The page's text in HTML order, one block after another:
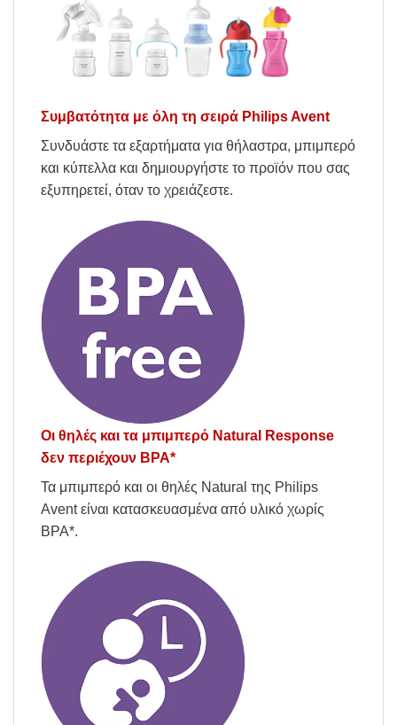
Συμβατότητα με όλη τη σειρά Philips Avent
Συνδυάστε τα εξαρτήματα για θήλαστρα, μπιμπερό
και κύπελλα και δημιουργήστε το προϊόν που σας
εξυπηρετεί, όταν το χρειάζεστε.
Οι θηλές και τα μπιμπερό Natural Response
δεν περιέχουν BPA*
Τα μπιμπερό και οι θηλές Natural της Philips
Avent είναι κατασκευασμένα από υλικό χωρίς
BPA*.